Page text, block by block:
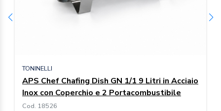
TONINELLI
APS Chef Chafing Dish GN 1/1 9 Litri in Acciaio
Inox con Coperchio e 2 Portacombustibile
Cod. 18526